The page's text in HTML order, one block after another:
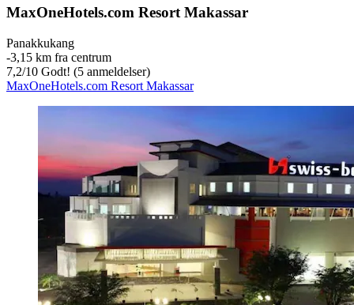
MaxOneHotels.com Resort Makassar
Panakkukang
‐3,15 km fra centrum
7,2/10 Godt! (5 anmeldelser)
MaxOneHotels.com Resort Makassar